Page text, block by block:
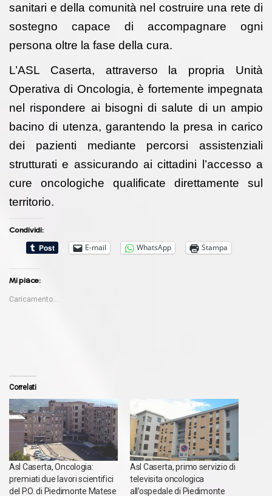
sanitari e della comunità nel costruire una rete di
sostegno capace di accompagnare ogni
persona oltre la fase della cura.
L’ASL Caserta, attraverso la propria Unità
Operativa di Oncologia, è fortemente impegnata
nel rispondere ai bisogni di salute di un ampio
bacino di utenza, garantendo la presa in carico
dei pazienti mediante percorsi assistenziali
strutturati e assicurando ai cittadini l’accesso a
cure oncologiche qualificate direttamente sul
territorio.
Condividi:
E-mail
WhatsApp Stampa
Mi piace:
Caricamento...
Correlati
Asl Caserta, Oncologia:
premiati due lavori scientifici
del P.O. di Piedimonte Matese
Asl Caserta, primo servizio di
televisita oncologica
all’ospedale di Piedimonte